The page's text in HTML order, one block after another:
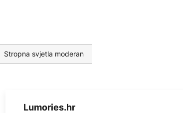
Stropna svjetla moderan
Lumories.hr